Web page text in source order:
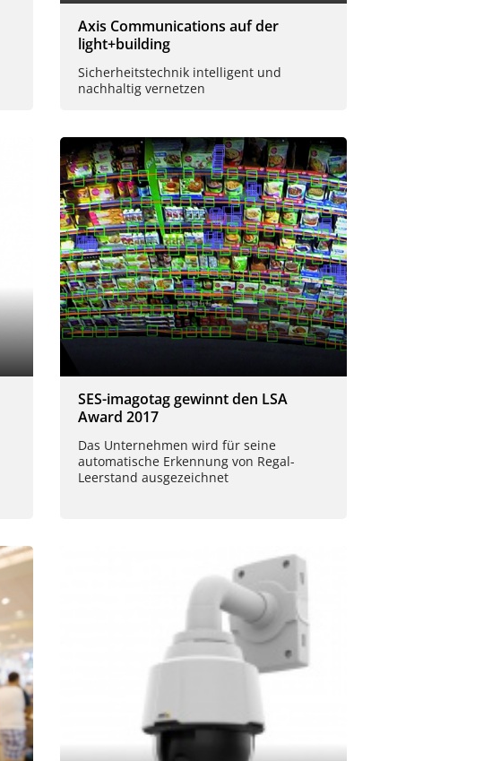
Axis Communications auf der
light+building
Sicherheitstechnik intelligent und
nachhaltig vernetzen
SES-imagotag gewinnt den LSA
Award 2017
Das Unternehmen wird für seine
automatische Erkennung von Regal-
Leerstand ausgezeichnet